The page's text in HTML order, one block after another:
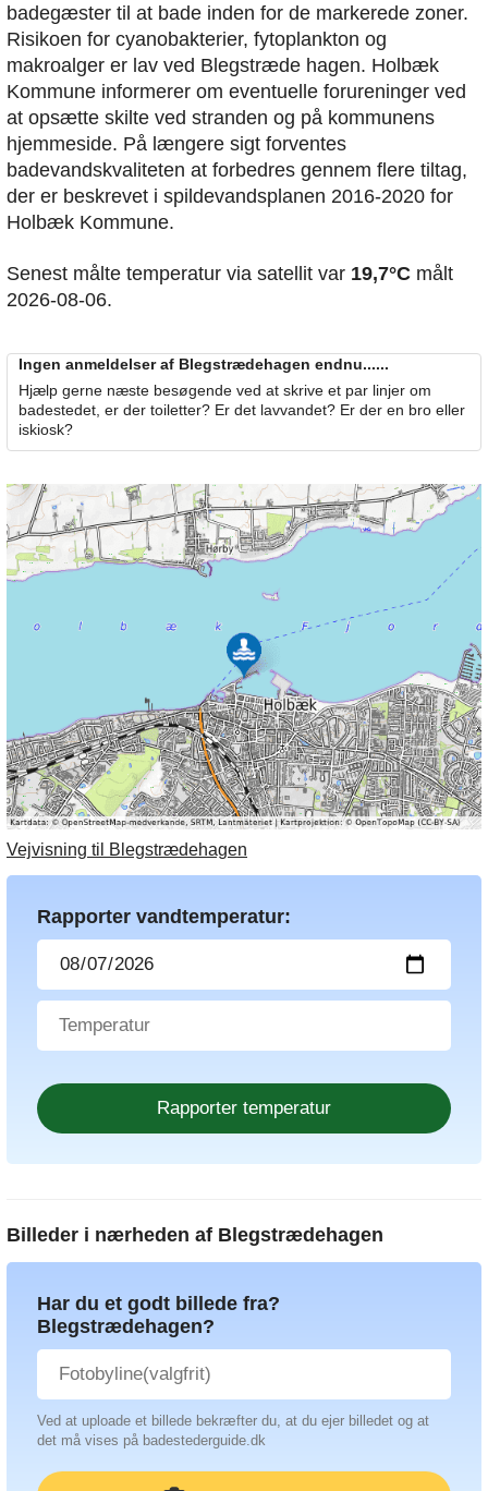
badegæster til at bade inden for de markerede zoner.
Risikoen for cyanobakterier, fytoplankton og
makroalger er lav ved Blegstræde hagen. Holbæk
Kommune informerer om eventuelle forureninger ved
at opsætte skilte ved stranden og på kommunens
hjemmeside. På længere sigt forventes
badevandskvaliteten at forbedres gennem flere tiltag,
der er beskrevet i spildevandsplanen 2016-2020 for
Holbæk Kommune.
Senest målte temperatur via satellit var 19,7°C målt
2026-08-06.
Ingen anmeldelser af Blegstrædehagen endnu......
Hjælp gerne næste besøgende ved at skrive et par linjer om
badestedet, er der toiletter? Er det lavvandet? Er der en bro eller
iskiosk?
Vejvisning til Blegstrædehagen
Rapporter vandtemperatur:
Billeder i nærheden af Blegstrædehagen
Har du et godt billede fra?
Blegstrædehagen?
Ved at uploade et billede bekræfter du, at du ejer billedet og at
det må vises på badestederguide.dk